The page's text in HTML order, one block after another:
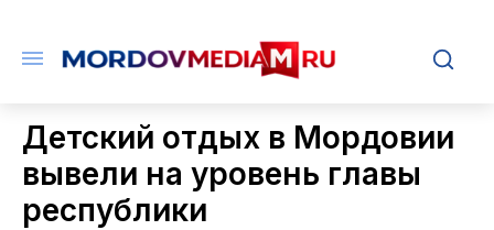
Детский отдых в Мордовии
вывели на уровень главы
республики